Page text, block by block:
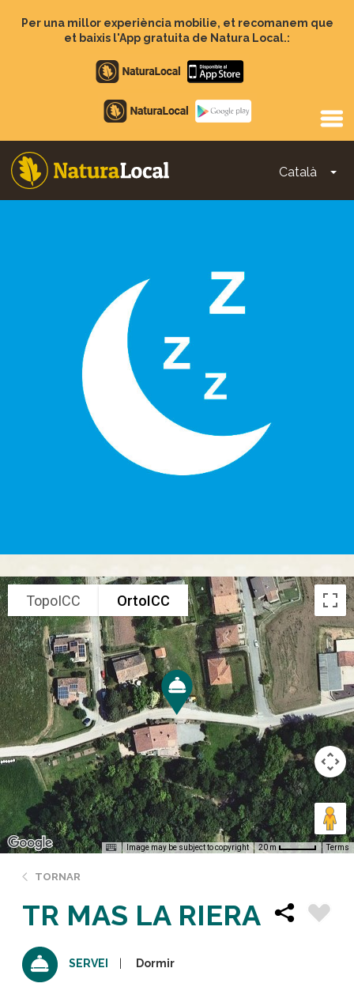
Per una millor experiència mobilie, et recomanem que
et baixis l'App gratuita de Natura Local.:
Apple
store
Google
Play
Català
Main
TopoICC OrtoICC
Image may be subject to copyright 20 m Terms
TORNAR
TR MAS LA RIERA
SERVEI Dormir